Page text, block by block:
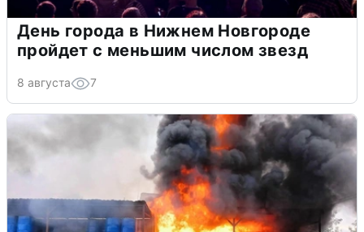
День города в Нижнем Новгороде
пройдет с меньшим числом звезд
8 августа 7